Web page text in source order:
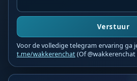
Verstuur
Voor de volledige telegram ervaring ga
t.me/wakkerenchat(Of